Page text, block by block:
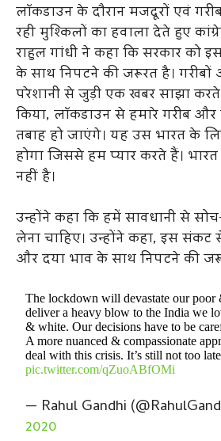
लॉकडाउन के दौरान मजदूरों एवं
रही मुश्किलों का हवाला देते हुए
राहुल गांधी ने कहा कि सरकार को
के साथ निपटने की जरूरत है।
परेशानी से जुड़ी एक खबर साझा करते
किया, लॉकडाउन से हमारे गरीब
तबाह हो जाएंगे। यह उस भारत के
होगा जिससे हम प्यार करते हैं।
नहीं है।
उन्होंने कहा कि हमें सावधानी से
लेना चाहिए। उन्होंने कहा, इस संकट
और दया भाव के साथ निपटने की
The lockdown will devastate our
deliver a heavy blow to the India we
& white. Our decisions have to be
A more nuanced & compassionate
deal with this crisis. It’s still not too
pic.twitter.com/qZuoABfOMi
— Rahul Gandhi
2020